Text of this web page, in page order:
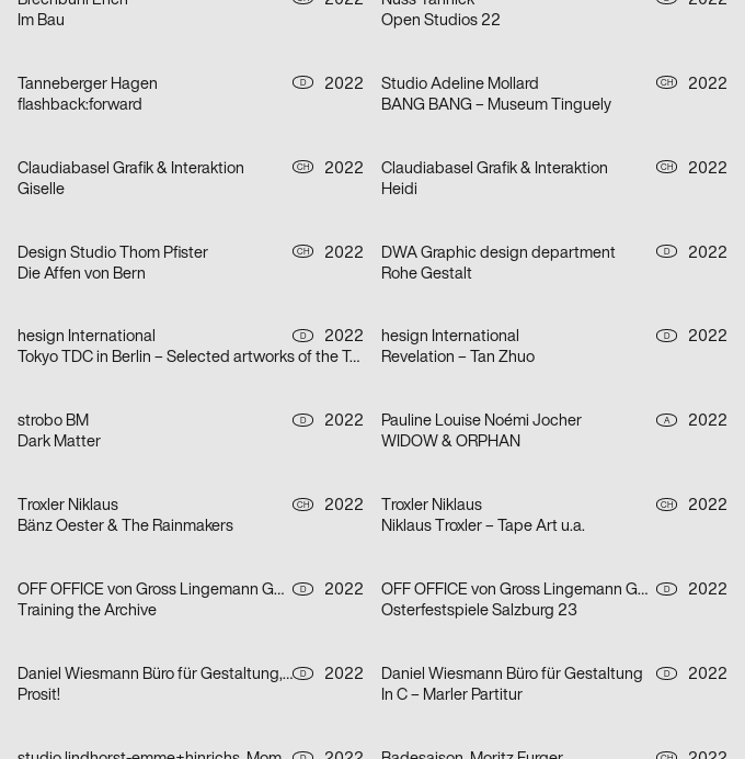
Im Bau
Open Studios 22
Tanneberger Hagen D
2022
flashback:forward
Studio Adeline Mollard CH
2022
BANG BANG – Museum Tinguely
Claudiabasel Grafik & Interaktion CH
2022
Giselle
Claudiabasel Grafik & Interaktion CH
2022
Heidi
Design Studio Thom Pfister CH
2022
Die Affen von Bern
DWA Graphic design department D
2022
Rohe Gestalt
hesign International D
2022
Tokyo TDC in Berlin – Selected artworks of the Tokyo TDC annual awards 2021 & 2022
hesign International D
2022
Revelation – Tan Zhuo
strobo BM D
2022
Dark Matter
Pauline Louise Noémi Jocher A
2022
WIDOW & ORPHAN
Troxler Niklaus CH
2022
Bänz Oester & The Rainmakers
Troxler Niklaus CH
2022
Niklaus Troxler – Tape Art u.a.
OFF OFFICE von Gross Lingemann GbR D
2022
Training the Archive
OFF OFFICE von Gross Lingemann GbR D
2022
Osterfestspiele Salzburg 23
Daniel Wiesmann Büro für Gestaltung, Radziejewski Robert D
2022
Prosit!
Daniel Wiesmann Büro für Gestaltung D
2022
In C – Marler Partitur